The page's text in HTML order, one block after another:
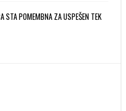
STA POMEMBNA ZA USPEŠEN TEK